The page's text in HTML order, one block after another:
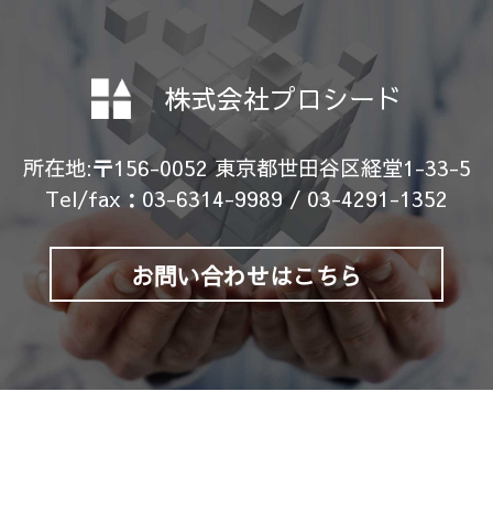
株式会社プロシード
所在地:〒156-0052 東京都世田谷区経堂1-33-5
Tel/fax： 03-6314-9989 / 03-4291-1352
お問い合わせはこちら